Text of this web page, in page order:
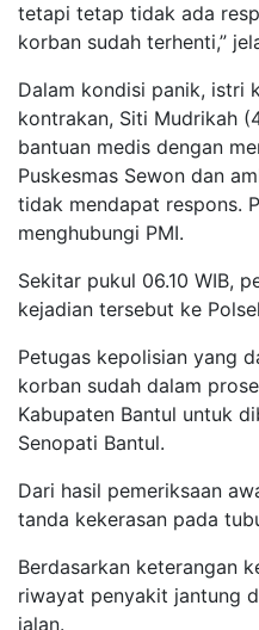
tetapi tetap tidak ada
korban sudah terhenti,”
Dalam kondisi panik, istri
kontrakan, Siti Mudrikah
bantuan medis dengan
Puskesmas Sewon dan
tidak mendapat respons.
menghubungi PMI.
Sekitar pukul 06.10 WIB,
kejadian tersebut ke
Petugas kepolisian yang
korban sudah dalam
Kabupaten Bantul untuk
Senopati Bantul.
Dari hasil pemeriksaan
tanda kekerasan pada
Berdasarkan keterangan
riwayat penyakit jantung
jalan.